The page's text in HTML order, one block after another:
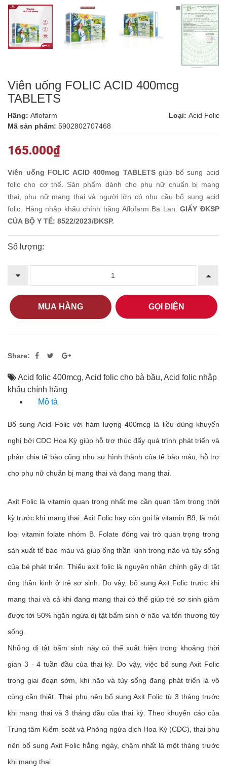
Viên uống FOLIC ACID 400mcg
TABLETS
Hãng: Aflofarm Loại: Acid Folic
Mã sản phẩm: 5902802707468
165.000₫
Viên uống FOLIC ACID 400mcg TABLETSgiúp bổsung acid
folic cho cơ thể
Sản phẩm dành cho phụ nữ chuẩn bị mang
thai, phụ nữ mang thai và người lớn có nhu cầu bổ sung acid
folic. Hàng nhập khẩu chính hãng Aflofarm Ba Lan.GIẤY ĐKSP
CỦA BỘ Y TẾ: 8522/2023/ĐKSP.
Số lượng:
MUA HÀNG GỌI ĐIỆN
Share:
Acid folic 400mcg, Acid folic cho bà bầu, Acid folic nhập
khẩu chính hãng
Mô tả
Bổ sung Acid Folic với hàm lượng 400mcg là liều dùng khuyến
nghị bởi CDC Hoa Kỳ giúp hỗ trợ thúc đẩy quá trình phát triển và
phân chia tế bào cũng như sự hình thành của tế bào máu, hỗ trợ
cho phụ nữ chuẩn bị mang thai và đang mang thai.
Axit Folic là vitamin quan trọng nhất mẹ cần quan tâm trong thời
kỳ trước khi mang thai. Axit Folic hay còn gọi là vitamin B9, là một
loại vitamin folate nhóm B. Folate đóng vai trò quan trọng trong
sản xuất tế bào máu và giúp ống thần kinh trong não và tủy sống
của bé phát triển. Thiếu axit folic là nguyên nhân chính gây dị tật
ống thần kinh ở trẻ sơ sinh. Do vậy, bổ sung Axit Folic trước khi
mang thai và cả khi đang mang thai có thể giúp trẻ sơ sinh giảm
được tới 50% ngăn ngừa dị tật bẩm sinh ở não và tổn thương tủy
sống.
Những dị tật bẩm sinh này có thể xuất hiện trong khoảng thời
gian 3 - 4 tuần đầu của thai kỳ. Do vậy, việc bổ sung Axit Folic
trong giai đoạn sớm, khi não và tủy sống đang phát triển là vô
cùng cần thiết. Thai phụ nên bổ sung Axit Folic từ 3 tháng trước
khi mang thai và 3 tháng đầu của thai kỳ. Theo khuyến cáo của
Trung tâm Kiểm soát và Phòng ngừa dịch Hoa Kỳ (CDC), thai phụ
nên bổ sung Axit Folic hằng ngày, chậm nhất là một tháng trước
khi mang thai